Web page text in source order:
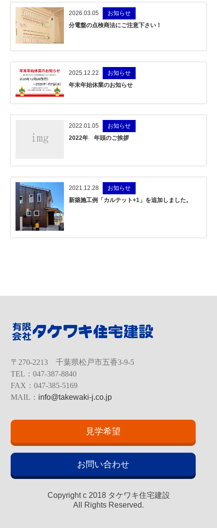
2026.03.05
お知らせ
分電盤の点検商法にご注意下さい！
2025.12.22
お知らせ
年末年始休業のお知らせ
2022.01.05
お知らせ
2022年 年頭のご挨拶
2021.12.28
お知らせ
新築施工例「カルテット+1」を追加しました。
〒270-2213 千葉県松戸市五香3-9-5
TEL：047-387-8840
FAX：047-385-5169
MAIL： info@takewaki-j.co.jp
見学希望
お問い合わせ
Copyright c 2018 タケワキ住宅建設
All Rights Reserved.